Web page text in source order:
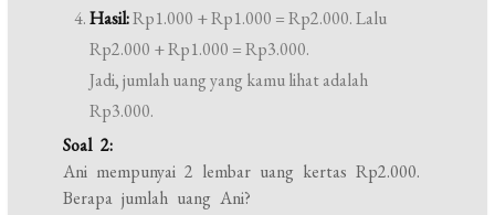
Hasil:Rp1.000 + Rp1.000 = Rp2.000. Lalu
Rp2.000 + Rp1.000 = Rp3.000.
Jadi, jumlah uang yang kamu lihat adalah
Rp3.000.
Soal 2:
Ani mempunyai 2 lembar uang kertas Rp2.000.
Berapa jumlah uang Ani?